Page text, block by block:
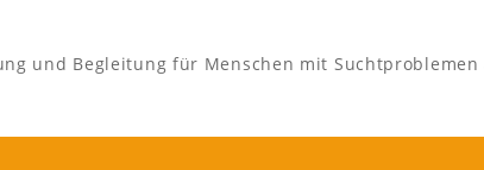
und Begleitung für Menschen mit Suchtproblemen